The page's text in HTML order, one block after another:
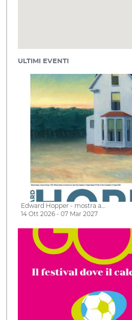
ULTIMI EVENTI
Edward Hopper - mostra a…
14 Ott 2026 - 07 Mar 2027